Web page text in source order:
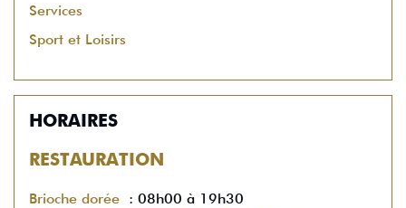
Services
Sport et Loisirs
HORAIRES
RESTAURATION
Brioche dorée : 08h00 à 19h30